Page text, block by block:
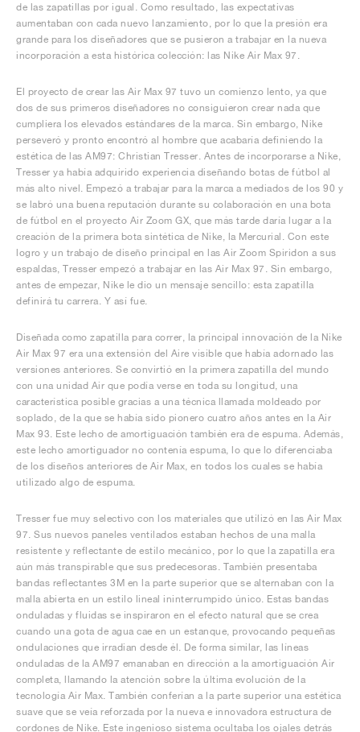
de las zapatillas por igual. Como resultado, las expectativas
aumentaban con cada nuevo lanzamiento, por lo que la presión era
grande para los diseñadores que se pusieron a trabajar en la nueva
incorporación a esta histórica colección: las Nike Air Max 97.
El proyecto de crear las Air Max 97 tuvo un comienzo lento, ya que
dos de sus primeros diseñadores no consiguieron crear nada que
cumpliera los elevados estándares de la marca. Sin embargo, Nike
perseveró y pronto encontró al hombre que acabaría definiendo la
estética de las AM97: Christian Tresser. Antes de incorporarse a Nike,
Tresser ya había adquirido experiencia diseñando botas de fútbol al
más alto nivel. Empezó a trabajar para la marca a mediados de los 90 y
se labró una buena reputación durante su colaboración en una bota
de fútbol en el proyecto Air Zoom GX, que más tarde daría lugar a la
creación de la primera bota sintética de Nike, la Mercurial. Con este
logro y un trabajo de diseño principal en las Air Zoom Spiridon a sus
espaldas, Tresser empezó a trabajar en las Air Max 97. Sin embargo,
antes de empezar, Nike le dio un mensaje sencillo: esta zapatilla
definirá tu carrera. Y así fue.
Diseñada como zapatilla para correr, la principal innovación de la Nike
Air Max 97 era una extensión del Aire visible que había adornado las
versiones anteriores. Se convirtió en la primera zapatilla del mundo
con una unidad Air que podía verse en toda su longitud, una
característica posible gracias a una técnica llamada moldeado por
soplado, de la que se había sido pionero cuatro años antes en la Air
Max 93. Este lecho de amortiguación también era de espuma. Además,
este lecho amortiguador no contenía espuma, lo que lo diferenciaba
de los diseños anteriores de Air Max, en todos los cuales se había
utilizado algo de espuma.
Tresser fue muy selectivo con los materiales que utilizó en las Air Max
97. Sus nuevos paneles ventilados estaban hechos de una malla
resistente y reflectante de estilo mecánico, por lo que la zapatilla era
aún más transpirable que sus predecesoras. También presentaba
bandas reflectantes 3M en la parte superior que se alternaban con la
malla abierta en un estilo lineal ininterrumpido único. Estas bandas
onduladas y fluidas se inspiraron en el efecto natural que se crea
cuando una gota de agua cae en un estanque, provocando pequeñas
ondulaciones que irradian desde él. De forma similar, las líneas
onduladas de la AM97 emanaban en dirección a la amortiguación Air
completa, llamando la atención sobre la última evolución de la
tecnología Air Max. También conferían a la parte superior una estética
suave que se veía reforzada por la nueva e innovadora estructura de
cordones de Nike. Este ingenioso sistema ocultaba los ojales detrás